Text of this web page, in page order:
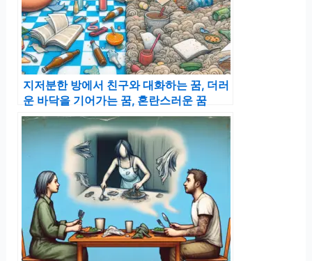
지저분한 방에서 친구와 대화하는 꿈, 더러
운 바닥을 기어가는 꿈, 혼란스러운 꿈